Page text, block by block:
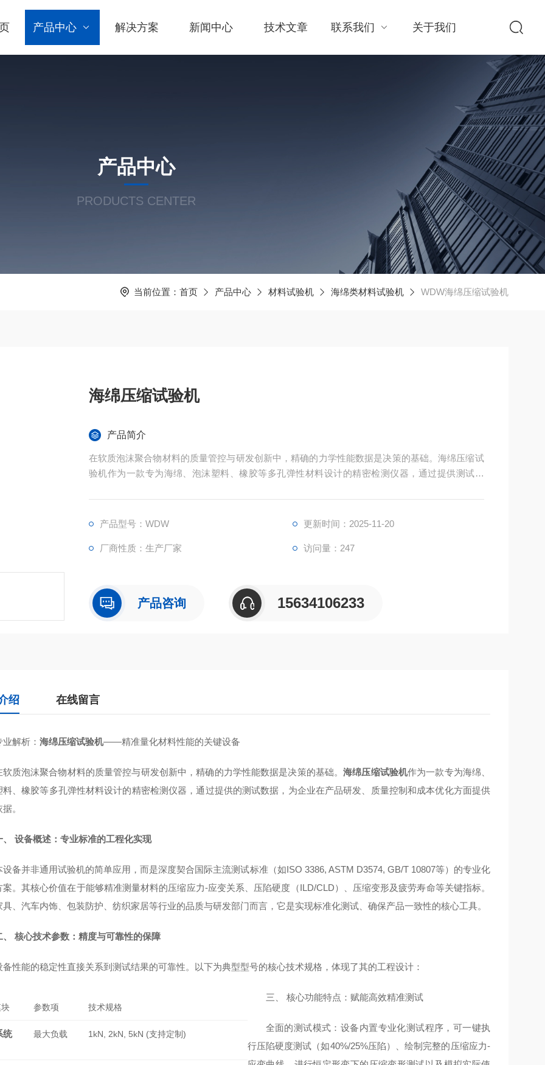
产品中心 解决方案 新闻中心 技术文章 联系我们 关于我们
产品中心
PRODUCTS CENTER
当前位置： 首页 产品中心 材料试验机 海绵类材料试验机 WDW海绵压缩试验机
海绵压缩试验机
产品简介
在软质泡沫聚合物材料的质量管控与研发创新中，精确的力学性能数据是决策的基础。海绵压缩试
验机作为一款专为海绵、泡沫塑料、橡胶等多孔弹性材料设计的精密检测仪器，通过提供测试数
产品型号：WDW 更新时间：2025-11-20
厂商性质：生产厂家 访问量：247
产品咨询 15634106233
绍 在线留言
业解析： 海绵压缩试验机——精准量化材料性能的关键设备
软质泡沫聚合物材料的质量管控与研发创新中，精确的力学性能数据是决策的基础。海绵压缩试验机作为一款专为海绵、
料、橡胶等多孔弹性材料设计的精密检测仪器，通过提供的测试数据，为企业在产品研发、质量控制和成本优化方面提供
。
、 设备概述：专业标准的工程化实现
设备并非通用试验机的简单应用，而是深度契合国际主流测试标准（如ISO 3386, ASTM D3574, GB/T 10807等）的专业化
案。其核心价值在于能够精准测量材料的压缩应力-应变关系、压陷硬度（ILD/CLD）、压缩变形及疲劳寿命等关键指标。
具、汽车内饰、包装防护、纺织家居等行业的品质与研发部门而言，它是实现标准化测试、确保产品一致性的核心工具。
、 核心技术参数：精度与可靠性的保障
备性能的稳定性直接关系到测试结果的可靠性。以下为典型型号的核心技术规格，体现了其的工程设计：
参数项 技术规格
统 最大负载 1kN, 2kN, 5kN (支持定制)
三、 核心功能特点：赋能高效精准测试
全面的测试模式：设备内置专业化测试程序，可一键执
行压陷硬度测试（如40%/25%压陷）、绘制完整的压缩应力-